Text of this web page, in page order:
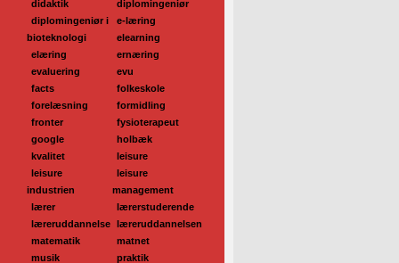
didaktik
diplomingeniør
diplomingeniør i
bioteknologi
e-læring
elearning
elæring
ernæring
evaluering
evu
facts
folkeskole
forelæsning
formidling
fronter
fysioterapeut
google
holbæk
kvalitet
leisure
leisure
industrien
leisure
management
lærer
lærerstuderende
læreruddannelse læreruddannelsen
matematik
matnet
musik
praktik